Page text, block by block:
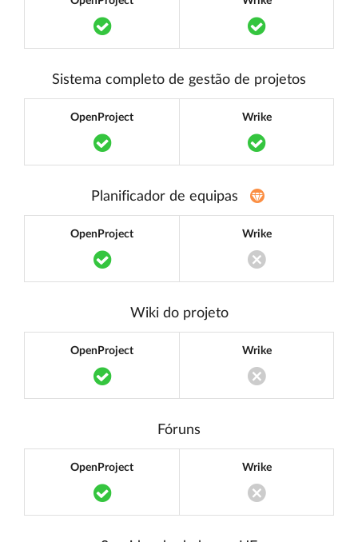
Translation missing:
Sistema completo de gestão de projetos
OpenProject
Translation missing:
Wrike
Planificador de equipas
OpenProject
Translation missing:
Wrike
Translation
Wiki do projeto
OpenProject
Translation missing:
Wrike
Translation
Fóruns
OpenProject
Translation missing:
Wrike
Translation